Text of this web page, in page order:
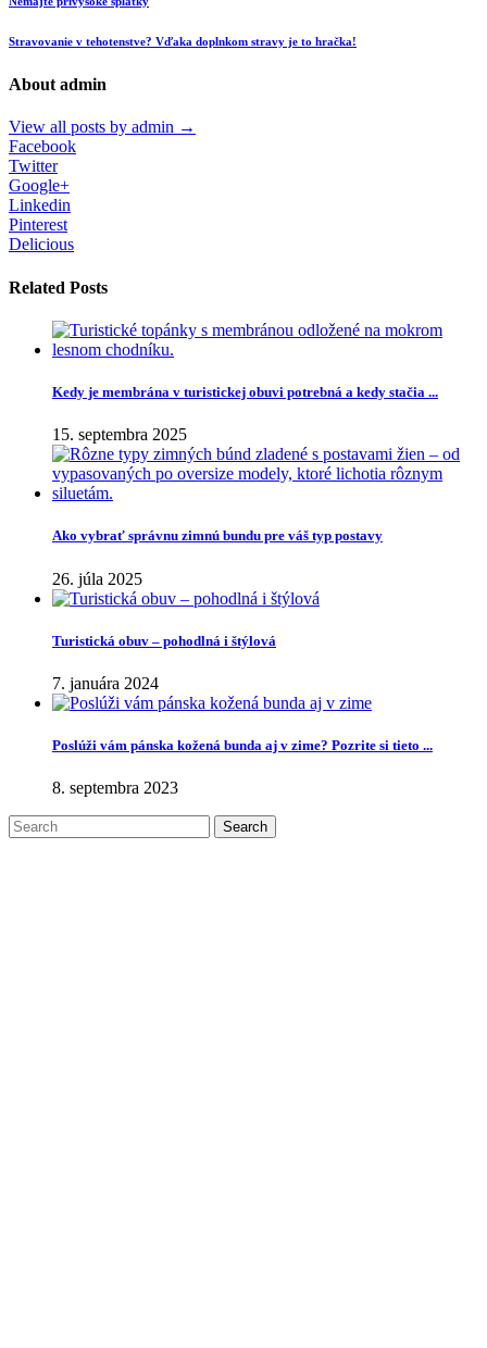
Stravovanie v tehotenstve? Vďaka doplnkom stravy je to hračka!
About admin
View all posts by admin →
Facebook
Twitter
Google+
Linkedin
Pinterest
Delicious
Related Posts
Kedy je membrána v turistickej obuvi potrebná a kedy stačia ...
15. septembra 2025
Ako vybrať správnu zimnú bundu pre váš typ postavy
26. júla 2025
Turistická obuv – pohodlná i štýlová
7. januára 2024
Poslúži vám pánska kožená bunda aj v zime? Pozrite si tieto ...
8. septembra 2023